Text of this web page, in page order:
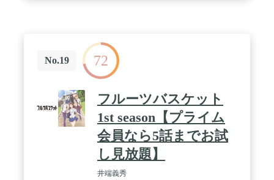
No.19 72
フルーツバスケット
1st season【プライム
会員なら5話までお試
し見放題】
井端義秀